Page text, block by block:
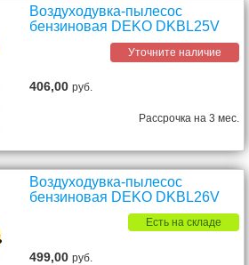
Воздуходувка-пылесос
бензиновая DEKO DKBL25V
Уточните наличие
406,00руб.
Рассрочка на 3 мес.
Воздуходувка-пылесос
бензиновая DEKO DKBL26V
Есть на складе
499,00руб.